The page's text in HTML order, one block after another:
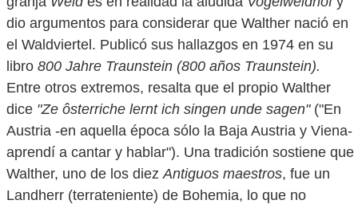
dio argumentos para considerar que Walther nació en
el Waldviertel. Publicó sus hallazgos en 1974 en su
libro 800 Jahre Traunstein (800 años Traunstein).
Entre otros extremos, resalta que el propio Walther
dice "Ze ôsterriche lernt ich singen unde sagen"("En
Austria -en aquella época sólo la Baja Austria y Viena-
aprendí a cantar y hablar"). Una tradición sostiene que
Walther, uno de los diezAntiguos maestros, fue un
Landherr (terrateniente) de Bohemia, lo que no